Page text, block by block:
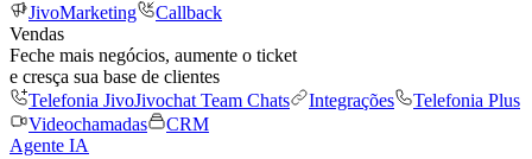
JivoMarketing
Callback
Vendas
Feche mais negócios, aumente o ticket
e cresça sua base de clientes
Telefonia JivoJivochat Team Chats Integrações
Telefonia Plus
Videochamadas
CRM
Agente IA